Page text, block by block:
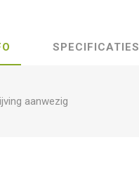
SPECIFICATIES
aanwezig